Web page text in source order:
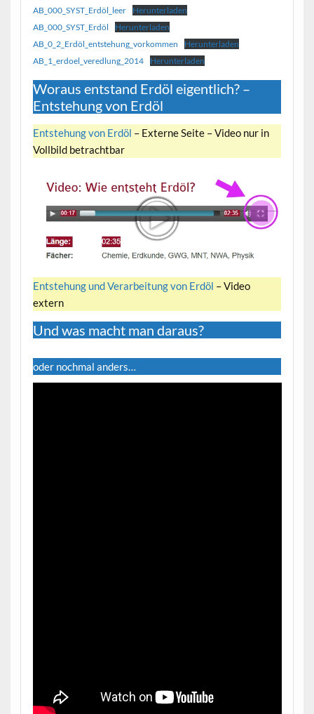
AB_000_SYST_Erdöl_leer
Herunterladen
AB_000_SYST_Erdöl
Herunterladen
AB_0_2_Erdöl_entstehung_vorkommen
Herunterladen
AB_1_erdoel_veredlung_2014
Herunterladen
Woraus entstand Erdöl eigentlich? –
Entstehung von Erdöl
Entstehung von Erdöl – Externe Seite – Video nur in
Vollbild betrachtbar
Entstehung und Verarbeitung von Erdöl – Video
extern
Und was macht man daraus?
oder nochmal anders…